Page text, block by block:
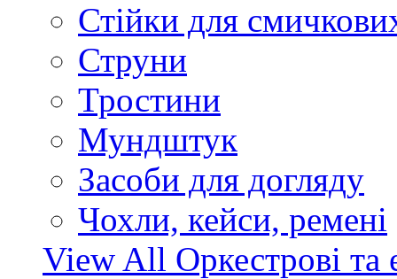
Стійки для
Струни
Тростини
Мундштук
Засоби для догляду
Чохли, кейси, ремені
View All Оркестрові та